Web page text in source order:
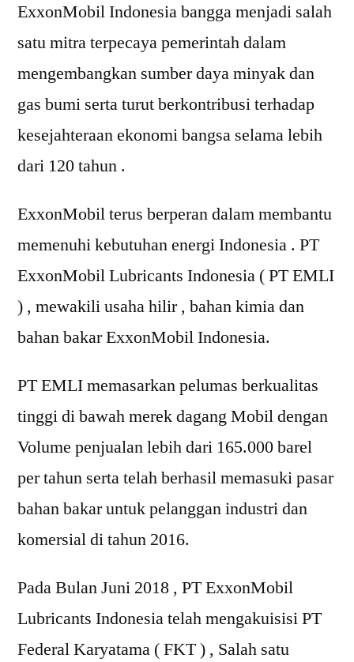
ExxonMobil Indonesia bangga menjadi salah
satu mitra terpecaya pemerintah dalam
mengembangkan sumber daya minyak dan
gas bumi serta turut berkontribusi terhadap
kesejahteraan ekonomi bangsa selama lebih
dari 120 tahun .
ExxonMobil terus berperan dalam membantu
memenuhi kebutuhan energi Indonesia . PT
ExxonMobil Lubricants Indonesia ( PT EMLI
) , mewakili usaha hilir , bahan kimia dan
bahan bakar ExxonMobil Indonesia.
PT EMLI memasarkan pelumas berkualitas
tinggi di bawah merek dagang Mobil dengan
Volume penjualan lebih dari 165.000 barel
per tahun serta telah berhasil memasuki pasar
bahan bakar untuk pelanggan industri dan
komersial di tahun 2016.
Pada Bulan Juni 2018 , PT ExxonMobil
Lubricants Indonesia telah mengakuisisi PT
Federal Karyatama ( FKT ) , Salah satu